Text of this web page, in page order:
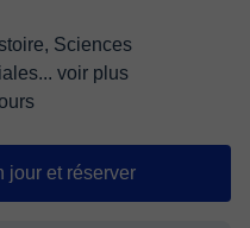
Sciences
voir plus
jour et réserver